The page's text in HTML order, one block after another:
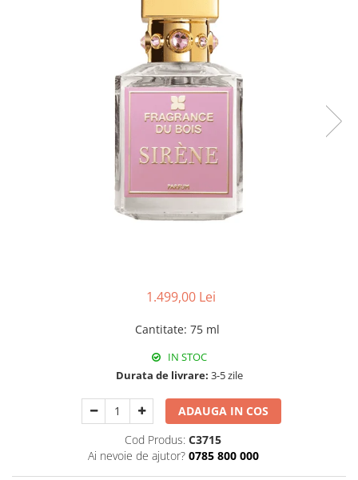
1.499,00 Lei
Cantitate: 75 ml
IN STOC
Durata de livrare: 3-5 zile
ADAUGA IN COS
Cod Produs: C3715
Ai nevoie de ajutor? 0785 800 000